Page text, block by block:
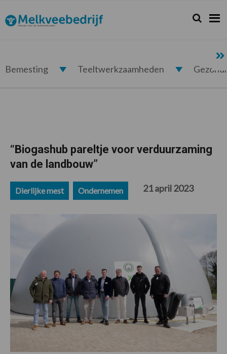
de
hoofdnavigatie
de
hoofd
de
eerste
de
voettekst
Melkveebedrijf.nl Zoeken...
Zoek
Bemesting Teeltwerkzaamheden
“Biogashub pareltje voor verduurzaming
van de landbouw”
Dierlijke mest Ondernemen 21 april 2023